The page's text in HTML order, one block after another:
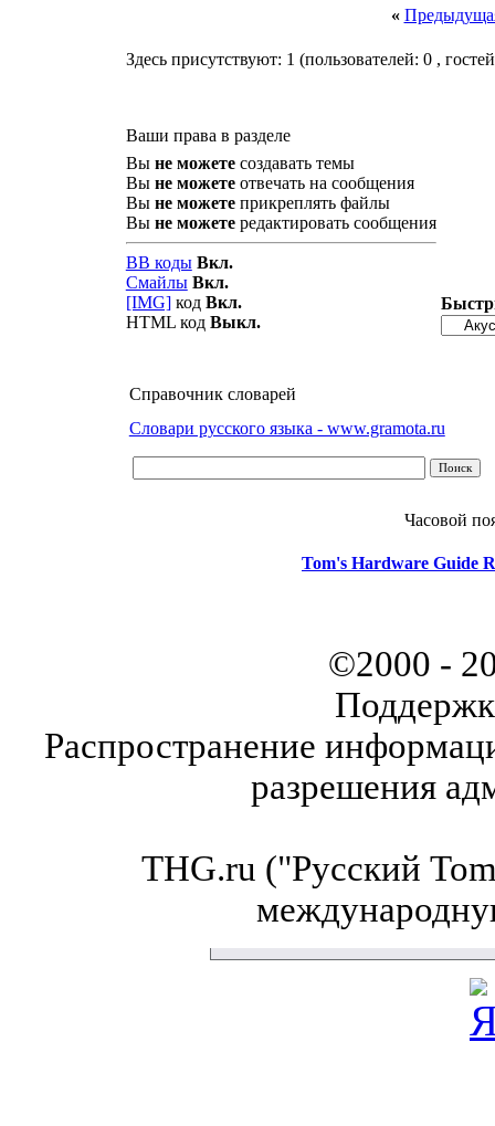
«
Здесь присутствуют: 1 (пользователей: 0 ,
Ваши права в разделе
Вы не можетесоздавать темы
Вы не можетеотвечать на сообщения
Вы не можетеприкреплять файлы
Вы не можетередактировать сообщения
BB коды Вкл.
Смайлы Вкл.
[IMG]код Вкл.
HTML код Выкл.
Справочник словарей
Словари русского языка - www.gramota.ru
Часовой
Tom's Hardware Guide
©2000 -
Распространение
разрешения
THG.ru ("Русский